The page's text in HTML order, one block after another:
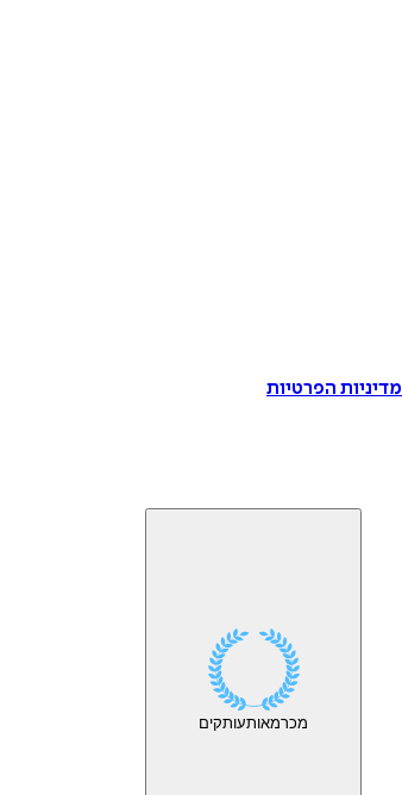
הפרטיות
מכרמאותעותקים